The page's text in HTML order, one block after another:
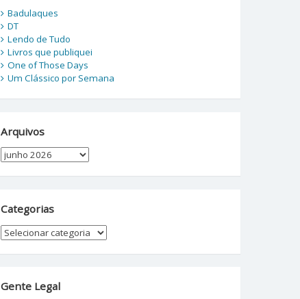
Badulaques
DT
Lendo de Tudo
Livros que publiquei
One of Those Days
Um Clássico por Semana
Arquivos
Arquivos
Categorias
Categorias
Gente Legal